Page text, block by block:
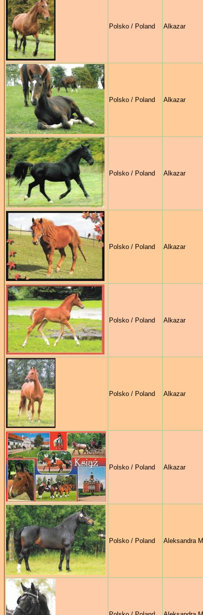
Polsko / Poland Alkazar
Polsko / Poland Alkazar
Polsko / Poland Alkazar
Polsko / Poland Alkazar
Polsko / Poland Alkazar
Polsko / Poland Alkazar
Polsko / Poland Alkazar
Polsko / Poland Aleksandra